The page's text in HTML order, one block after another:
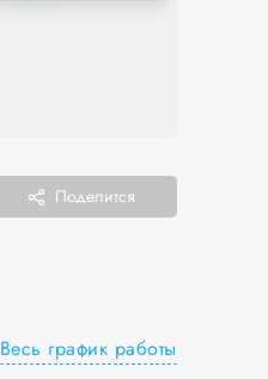
Поделится
Весь график работы